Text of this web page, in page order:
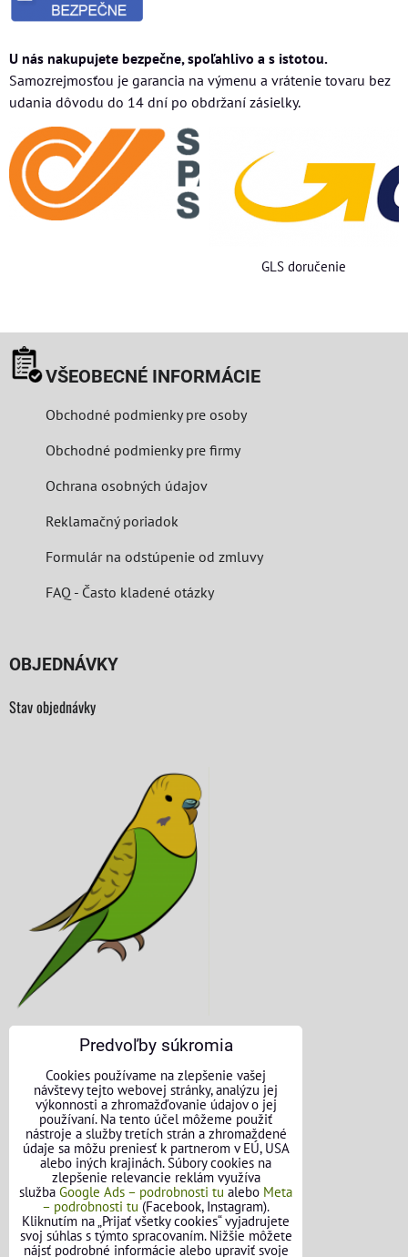
U nás nakupujete bezpečne, spoľahlivo a s istotou.
Samozrejmosťou je garancia na výmenu a vrátenie tovaru bez
udania dôvodu do 14 dní po obdržaní zásielky.
GLS doručenie
VŠEOBECNÉ INFORMÁCIE
Obchodné podmienky pre osoby
Obchodné podmienky pre firmy
Ochrana osobných údajov
Reklamačný poriadok
Formulár na odstúpenie od zmluvy
FAQ - Často kladené otázky
OBJEDNÁVKY
Stav objednávky
KONTAKTNÉ ÚDAJE
O nás
Kontakt
Požičovňa náradia
Názory našich zákazníkov
Mapa stránok
Predvoľby súkromia
Cookies používame na zlepšenie vašej
návštevy tejto webovej stránky, analýzu jej
výkonnosti a zhromažďovanie údajov o jej
používaní. Na tento účel môžeme použiť
nástroje a služby tretích strán a zhromaždené
údaje sa môžu preniesť k partnerom v EÚ, USA
alebo iných krajinách. Súbory cookies na
zlepšenie relevancie reklám využíva
služba Google Ads – podrobnosti tu alebo Meta
– podrobnosti tu (Facebook, Instagram).
Kliknutím na „Prijať všetky cookies“ vyjadrujete
svoj súhlas s týmto spracovaním. Nižšie môžete
nájsť podrobné informácie alebo upraviť svoje